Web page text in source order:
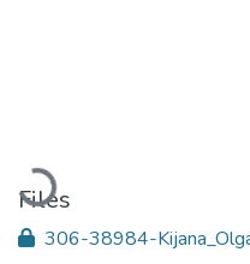
Loading...
Files
306-38984-